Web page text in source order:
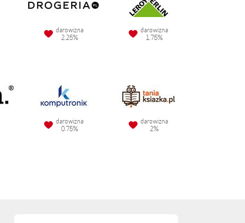
darowizna
2.25%
darowizna
1.75%
darowizna
0.75%
darowizna
2%